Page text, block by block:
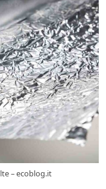
– ecoblog.it